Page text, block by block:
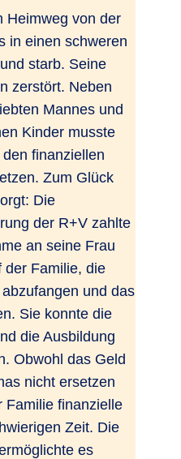
Heimweg von der
in einen schweren
starb. Seine
zerstört. Neben
Mannes und
Kinder musste
finanziellen
Zum Glück
Die
der R+V zahlte
an seine Frau
der Familie, die
und das
Sie konnte die
die Ausbildung
Obwohl das Geld
nicht ersetzen
Familie finanzielle
Zeit. Die
es